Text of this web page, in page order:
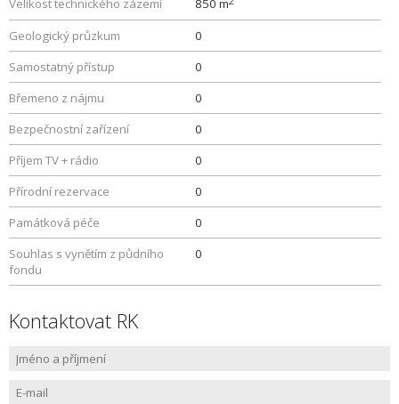
Velikost technického zázemí 850 m
Geologický průzkum
0
Samostatný přístup
0
Břemeno z nájmu
0
Bezpečnostní zařízení
0
Příjem TV + rádio
0
Přírodní rezervace
0
Památková péče
0
Souhlas s vynětím z půdního
fondu
0
Kontaktovat RK